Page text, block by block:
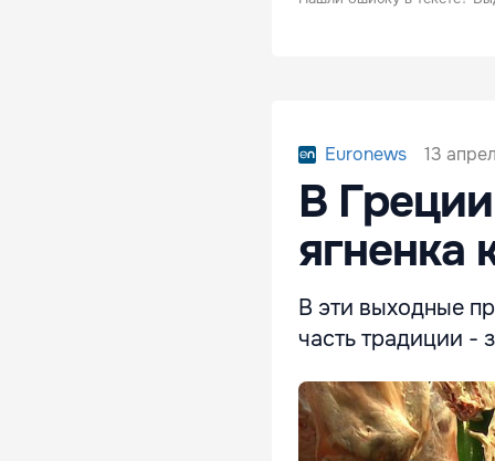
Euronews 13
В
ягненка
В эти выходные
часть традиции -